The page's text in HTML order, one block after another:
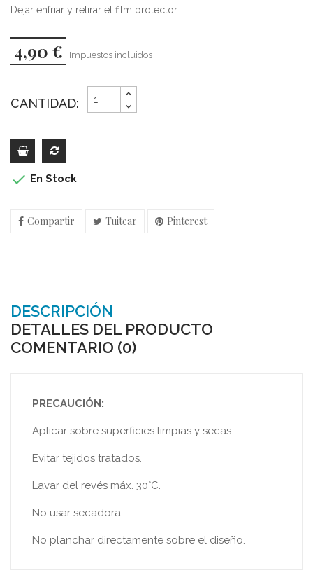
Dejar enfriar y retirar el film protector
4,90 € Impuestos incluidos
CANTIDAD:
 En Stock
Compartir Tuitear Pinterest
DESCRIPCIÓN
DETALLES DEL PRODUCTO
COMENTARIO (0)
PRECAUCIÓN:
Aplicar sobre superficies limpias y secas.
Evitar tejidos tratados.
Lavar del revés máx. 30°C.
No usar secadora.
No planchar directamente sobre el diseño.